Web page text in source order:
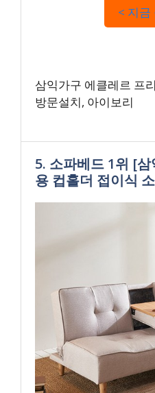
< 지금
삼익가구 에클레르 프
방문설치, 아이보리
5. 소파베드 1위 [
용 컵홀더 접이식